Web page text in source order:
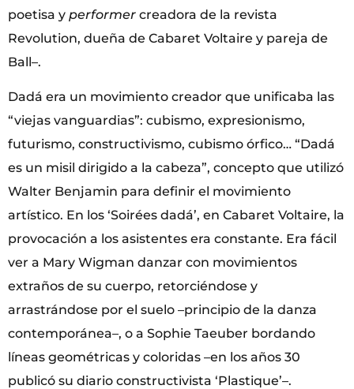
poetisa y performer creadora de la revista
Revolution, dueña de Cabaret Voltaire y pareja de
Ball–.
Dadá era un movimiento creador que unificaba las
“viejas vanguardias”: cubismo, expresionismo,
futurismo, constructivismo, cubismo órfico… “Dadá
es un misil dirigido a la cabeza”, concepto que utilizó
Walter Benjamin para definir el movimiento
artístico. En los ‘Soirées dadá’, en Cabaret Voltaire, la
provocación a los asistentes era constante. Era fácil
ver a Mary Wigman danzar con movimientos
extraños de su cuerpo, retorciéndose y
arrastrándose por el suelo –principio de la danza
contemporánea–, o a Sophie Taeuber bordando
líneas geométricas y coloridas –en los años 30
publicó su diario constructivista ‘Plastique’–.